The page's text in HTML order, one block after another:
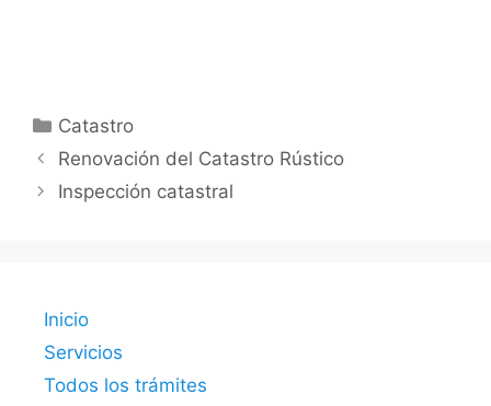
Categorías
Catastro
Renovación del Catastro Rústico
Inspección catastral
Inicio
Servicios
Todos los trámites